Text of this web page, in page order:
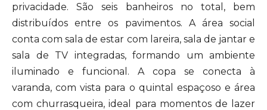
privacidade. São seis banheiros no total, bem
distribuídos entre os pavimentos. A área social
conta com sala de estar com lareira, sala de jantar e
sala de TV integradas, formando um ambiente
iluminado e funcional. A copa se conecta à
varanda, com vista para o quintal espaçoso e área
com churrasqueira, ideal para momentos de lazer